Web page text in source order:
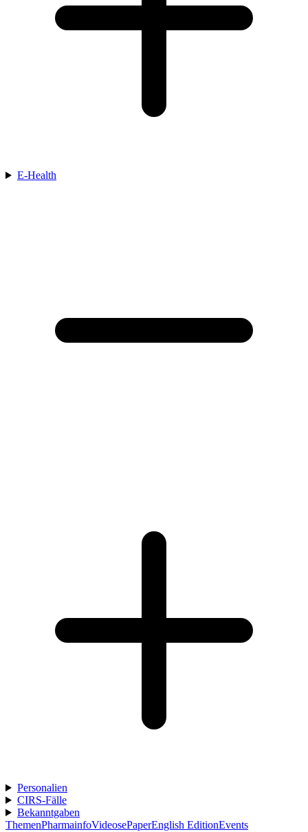
E-Health
Personalien
CIRS-Fälle
Bekanntgaben
ThemenPharmainfoVideosePaperEnglish EditionEvents